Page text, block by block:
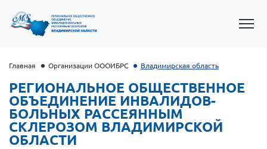
Главная Организации ОООИБРС Владимирская область
РЕГИОНАЛЬНОЕ ОБЩЕСТВЕННОЕ
ОБЪЕДИНЕНИЕ ИНВАЛИДОВ-
БОЛЬНЫХ РАССЕЯННЫМ
СКЛЕРОЗОМ ВЛАДИМИРСКОЙ
ОБЛАСТИ